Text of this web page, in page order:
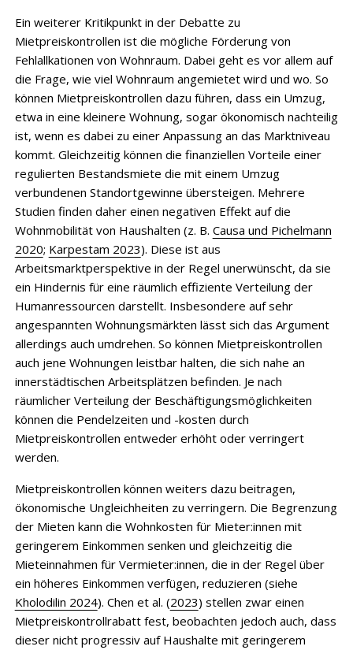
Ein weiterer Kritikpunkt in der Debatte zu
Mietpreiskontrollen ist die mögliche Förderung von
Fehlallkationen von Wohnraum. Dabei geht es vor allem auf
die Frage, wie viel Wohnraum angemietet wird und wo. So
können Mietpreiskontrollen dazu führen, dass ein Umzug,
etwa in eine kleinere Wohnung, sogar ökonomisch nachteilig
ist, wenn es dabei zu einer Anpassung an das Marktniveau
kommt. Gleichzeitig können die finanziellen Vorteile einer
regulierten Bestandsmiete die mit einem Umzug
verbundenen Standortgewinne übersteigen. Mehrere
Studien finden daher einen negativen Effekt auf die
Wohnmobilität von Haushalten (z. B. Causa und Pichelmann
2020; Karpestam 2023). Diese ist aus
Arbeitsmarktperspektive in der Regel unerwünscht, da sie
ein Hindernis für eine räumlich effiziente Verteilung der
Humanressourcen darstellt. Insbesondere auf sehr
angespannten Wohnungsmärkten lässt sich das Argument
allerdings auch umdrehen. So können Mietpreiskontrollen
auch jene Wohnungen leistbar halten, die sich nahe an
innerstädtischen Arbeitsplätzen befinden. Je nach
räumlicher Verteilung der Beschäftigungsmöglichkeiten
können die Pendelzeiten und -kosten durch
Mietpreiskontrollen entweder erhöht oder verringert
werden.
Mietpreiskontrollen können weiters dazu beitragen,
ökonomische Ungleichheiten zu verringern. Die Begrenzung
der Mieten kann die Wohnkosten für Mieter:innen mit
geringerem Einkommen senken und gleichzeitig die
Mieteinnahmen für Vermieter:innen, die in der Regel über
ein höheres Einkommen verfügen, reduzieren (siehe
Kholodilin 2024). Chen et al. (2023) stellen zwar einen
Mietpreiskontrollrabatt fest, beobachten jedoch auch, dass
dieser nicht progressiv auf Haushalte mit geringerem